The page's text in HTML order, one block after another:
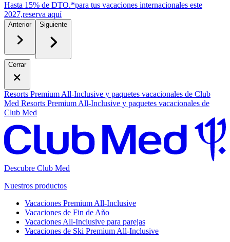
Hasta 15% de DTO.*para tus vacaciones internacionales este
2027,reserva aquí
Anterior Siguiente
Cerrar
Resorts Premium All-Inclusive y paquetes vacacionales de Club
Med Resorts Premium All-Inclusive y paquetes vacacionales de
Club Med
Descubre Club Med
Nuestros productos
Vacaciones Premium All-Inclusive
Vacaciones de Fin de Año
Vacaciones All-Inclusive para parejas
Vacaciones de Ski Premium All-Inclusive